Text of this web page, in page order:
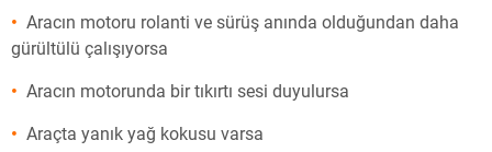
Aracın motoru rolanti ve sürüş anında olduğundan daha
gürültülü çalışıyorsa
Aracın motorunda bir tıkırtı sesi duyulursa
Araçta yanık yağ kokusu varsa